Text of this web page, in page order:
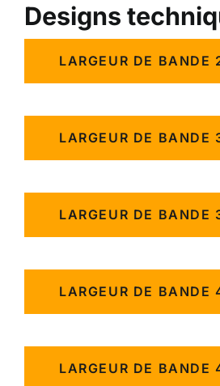
Designs
LARGEUR DE BANDE
LARGEUR DE BANDE
LARGEUR DE BANDE
LARGEUR DE BANDE
LARGEUR DE BANDE